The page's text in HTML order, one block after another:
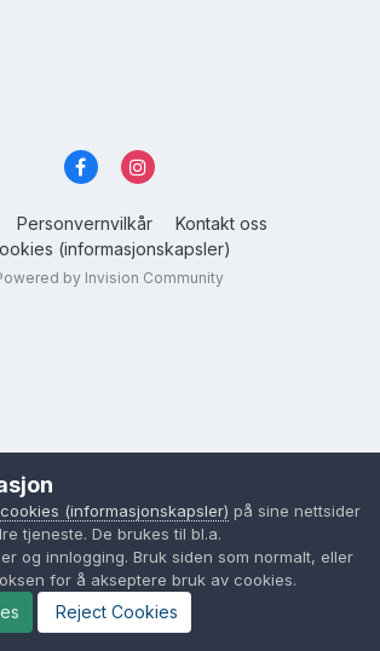
Personvernvilkår
Kontakt oss
(informasjonskapsler)
by Invision Community
cookies (informasjonskapsler) på sine nettsider
tjeneste. De brukes til bl.a.
og innlogging. Bruk siden som normalt, eller
for å akseptere bruk av cookies.
Reject Cookies